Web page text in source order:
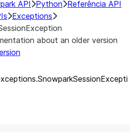
API Python Referência API
Exceptions
about an older version